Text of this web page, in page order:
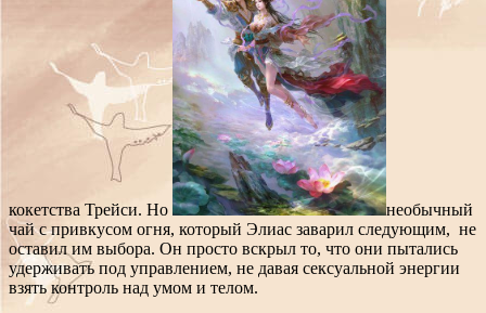
кокетства Трейси. Но
необычный
чай с привкусом огня, который Элиас заварил следующим, не
оставил им выбора. Он просто вскрыл то, что они пытались
удерживать под управлением, не давая сексуальной энергии
взять контроль над умом и телом.